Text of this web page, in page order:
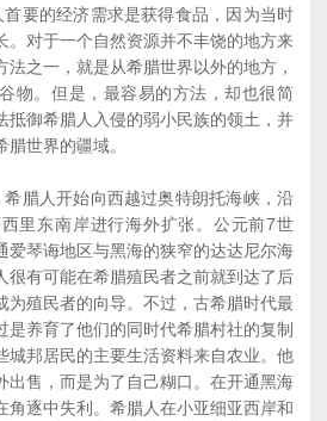
要的经济需求是获得食品，因为当时
。对于一个自然资源并不丰饶的地方来
之一，就是从希腊世界以外的地方，
物。但是，最容易的方法，却也很简
抵御希腊人入侵的弱小民族的领土，并
世界的疆域。
人开始向西越过奥特朗托海峡，沿
里东南岸进行海外扩张。公元前7世
爱琴诲地区与黑海的狭窄的达达尼尔海
很有可能在希腊殖民者之前就到达了后
为殖民者的向导。不过，古希腊时代最
是养育了他们的同时代希腊村社的复制
城邦居民的主要生活资料来自农业。他
出售，而是为了自己糊口。在开通黑海
角逐中失利。希腊人在小亚细亚西岸和